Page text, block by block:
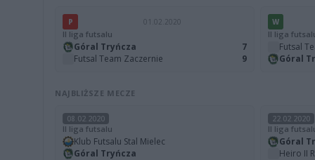
P 01.02.2020
II liga futsalu
Góral Tryńcza
7
Futsal Team Zaczernie
9
W
II liga
Futsal
Góral
NAJBLIŻSZE MECZE
08.02.2020
II liga futsalu
Klub Futsalu Stal Mielec
Góral Tryńcza
22.02.2020
II liga
Góral
Heiro II